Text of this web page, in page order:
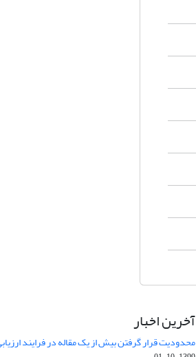
آخرین اخبار
محدودیت قرار گرفتن بیش از یک مقاله در فرایند